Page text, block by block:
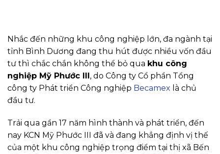
Nhắc đến những khu công nghiệp lớn, đa ngành tại
tỉnh Bình Dương đang thu hút được nhiều vốn đầu
tư thì chắc chắn không thể bỏ qua khu công
nghiệp Mỹ Phước III, do Công ty Cổ phần Tổng
công ty Phát triển Công nghiệp Becamex là chủ
đầu tư.
Trải qua gần 17 năm hình thành và phát triển, đến
nay KCN Mỹ Phước III đã và đang khẳng định vị thế
của một khu công nghiệp trọng điểm tại thị xã Bến